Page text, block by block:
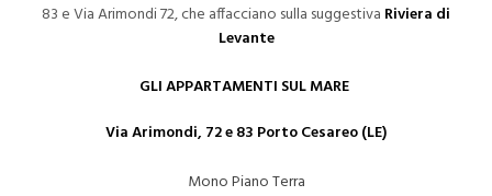
83 e Via Arimondi 72, che affacciano sulla suggestiva Riviera di
Levante
GLI APPARTAMENTI SUL MARE
Via Arimondi, 72 e 83 Porto Cesareo (LE)
Mono Piano Terra